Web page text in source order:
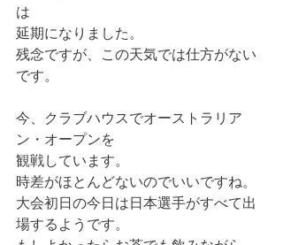
は
延期になりました。
残念ですが、この天気では仕方がない
です。
今、クラブハウスでオーストラリア
ン・オープンを
観戦しています。
時差がほとんどないのでいいですね。
大会初日の今日は日本選手がすべて出
場するようです。